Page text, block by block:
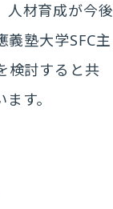
人材育成が今後
塾大学SFC主
検討すると共
す。